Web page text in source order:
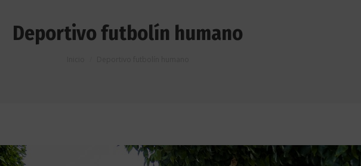
Deportivo futbolín humano